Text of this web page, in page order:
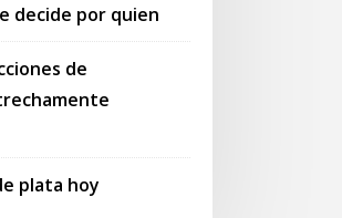
decide por quien
de
plata hoy